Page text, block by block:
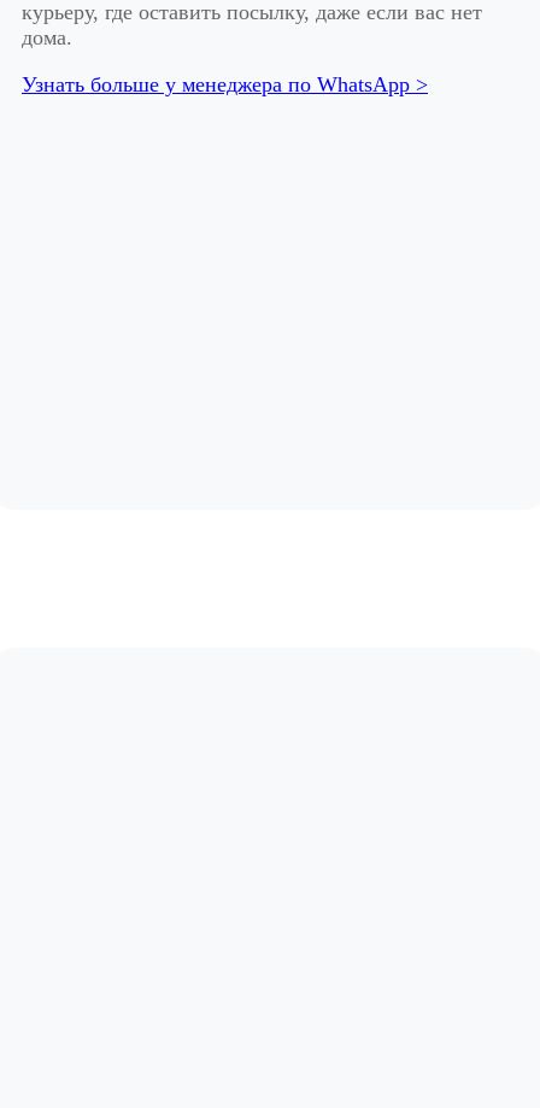
курьеру, где оставить посылку, даже если вас нет
дома.
Узнать больше у менеджера по WhatsApp >